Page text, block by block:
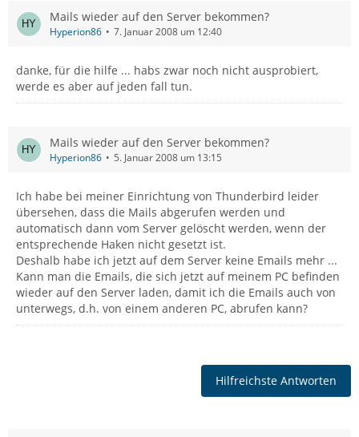
Mails wieder auf den Server bekommen?
Hyperion86 7. Januar 2008 um 12:40
danke, für die hilfe ... habs zwar noch nicht ausprobiert,
werde es aber auf jeden fall tun.
Mails wieder auf den Server bekommen?
Hyperion86 5. Januar 2008 um 13:15
Ich habe bei meiner Einrichtung von Thunderbird leider
übersehen, dass die Mails abgerufen werden und
automatisch dann vom Server gelöscht werden, wenn der
entsprechende Haken nicht gesetzt ist.
Deshalb habe ich jetzt auf dem Server keine Emails mehr ...
Kann man die Emails, die sich jetzt auf meinem PC befinden
wieder auf den Server laden, damit ich die Emails auch von
unterwegs, d.h. von einem anderen PC, abrufen kann?
Hilfreichste Antworten